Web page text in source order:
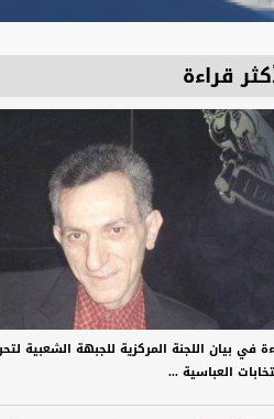
قراءة
في بيان اللجنة المركزية للجبهة الشعبية
العباسية ...